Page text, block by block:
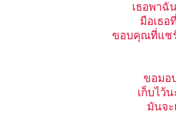
เธอพาฉั
มือเธอ
ขอบคุณที่แชร์
ขอมอ
เก็บไว้
มันจะ